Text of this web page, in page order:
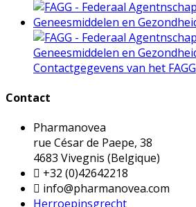
Contactgegevens van het FAGG
Contact
Pharmanovea
rue César de Paepe, 38
4683 Vivegnis (Belgique)
 +32 (0)42642218
 info@pharmanovea.com
Herroepinsgrecht